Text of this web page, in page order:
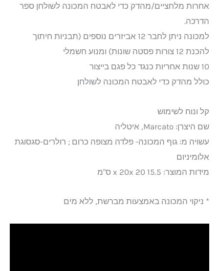
אחרות מלחציים/מהדק כדי לאבטח המכונה לשולחן ספר
הדרכה.
למכונה ניתן לחבר 12 אביזרים נוספים (תבניות חיתוך
להכנת 12 צורות פסטה שונות) ומנוע חשמלי
10 שנות אחריות כנגד כל פגם בייצור
כולל מהדק כדי לאבטח המכונה לשולחן
קל ונוח לשימוש
שם היצרן: Marcato, איטליה
עשויה מ: גוף המכונה- פלדה מצופה כרום ; רולרים-סגסוגת
אלומיניום
מידות המוצר: 15.5 x 20x 20 ס"מ
* ניקוי המכונה באמצעות מברשת, ללא מים